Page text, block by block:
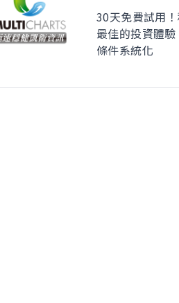
30天免費試用
最佳的投資體
條件系統化